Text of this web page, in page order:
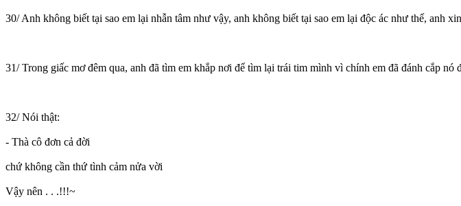
30/ Anh không biết tại sao em lại nhẫn tâm như vậy, anh không biết tại sao em lại độc ác như thế, anh
31/ Trong giấc mơ đêm qua, anh đã tìm em khắp nơi để tìm lại trái tim mình vì chính em đã đánh cắp
32/ Nói thật:
- Thà cô đơn cả đời
chứ không cần thứ tình cảm nửa vời
Vậy nên . . .!!!~